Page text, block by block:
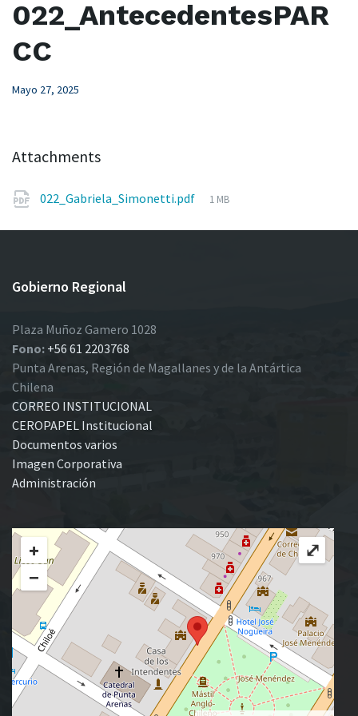
022_AntecedentesPAR
CC
Mayo 27, 2025
Attachments
022_Gabriela_Simonetti.pdf
File
1 MB
Gobierno Regional
Plaza Muñoz Gamero 1028
Fono: +56 61 2203768
Punta Arenas, Región de Magallanes y de la Antártica
Chilena
CORREO INSTITUCIONAL
CEROPAPEL Institucional
Documentos varios
Imagen Corporativa
Administración
+
−
⤢